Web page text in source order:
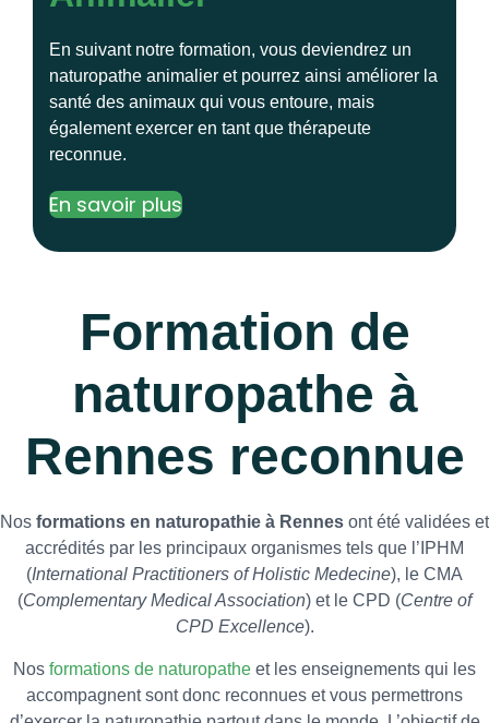
En suivant notre formation, vous deviendrez un
naturopathe animalier et pourrez ainsi améliorer la
santé des animaux qui vous entoure, mais
également exercer en tant que thérapeute
reconnue.
En savoir plus
Formation de
naturopathe à
Rennes reconnue
Nos formations en naturopathie à Rennes ont été validées et
accrédités par les principaux organismes tels que l’IPHM
(International Practitioners of Holistic Medecine), le CMA
(Complementary Medical Association) et le CPD (Centre of
CPD Excellence).
Nos formations de naturopathe et les enseignements qui les
accompagnent sont donc reconnues et vous permettrons